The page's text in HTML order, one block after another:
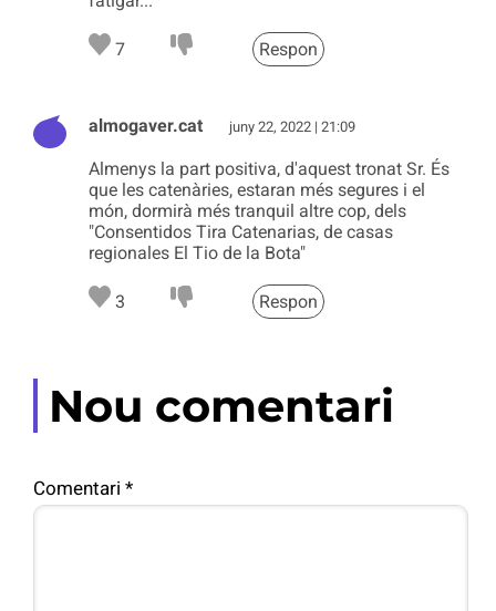
7 Respon
almogaver.cat juny 22, 2022 | 21:09
Almenys la part positiva, d'aquest tronat Sr. És
que les catenàries, estaran més segures i el
món, dormirà més tranquil altre cop, dels
"Consentidos Tira Catenarias, de casas
regionales El Tio de la Bota"
3 Respon
Nou comentari
Comentari *